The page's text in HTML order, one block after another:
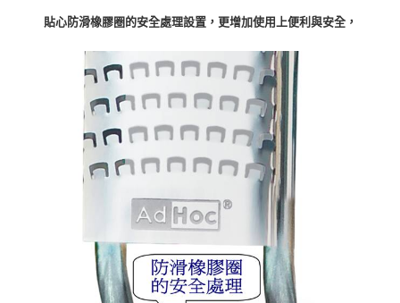
貼心防滑橡膠圈的安全處理設置，更增加使用上便利與安全，